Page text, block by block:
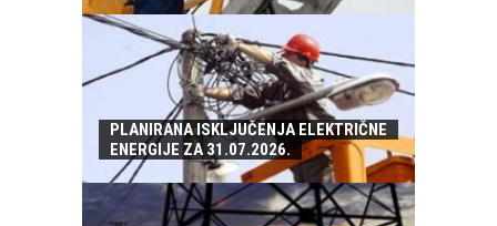
PLANIRANA ISKLJUČENJA ELEKTRIČNE
ENERGIJE ZA 31.07.2026.